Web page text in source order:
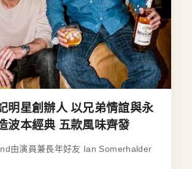
明星創辦人 以兄弟情誼與永
波本經典 五款風味齊發
由演員兼長年好友 Ian Somerhalder